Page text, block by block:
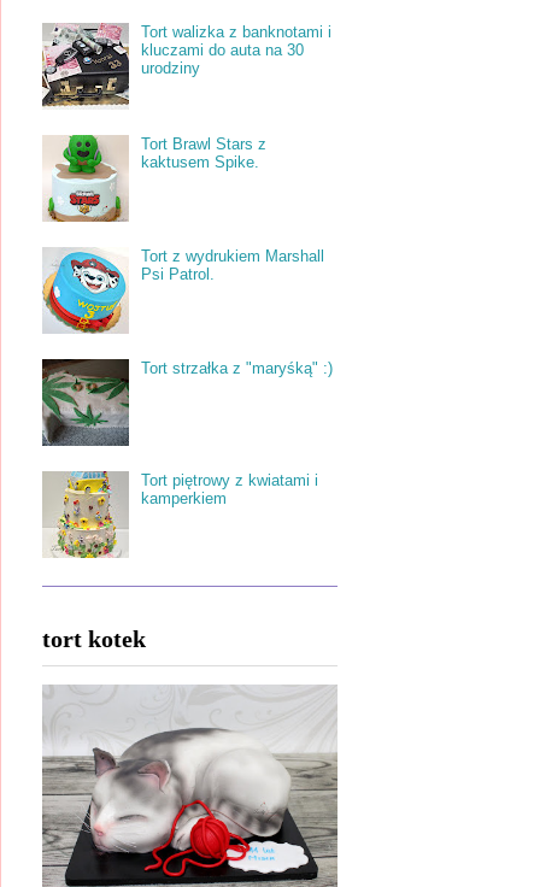
Tort walizka z banknotami i
kluczami do auta na 30
urodziny
Tort Brawl Stars z
kaktusem Spike.
Tort z wydrukiem Marshall
Psi Patrol.
Tort strzałka z "maryśką" :)
Tort piętrowy z kwiatami i
kamperkiem
tort kotek